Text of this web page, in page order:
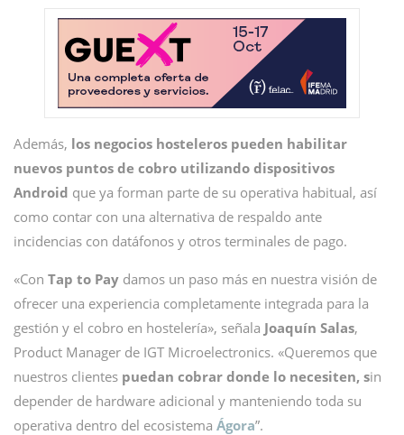
Además, los negocios hosteleros pueden habilitar
nuevos puntos de cobro utilizando dispositivos
Android que ya forman parte de su operativa habitual, así
como contar con una alternativa de respaldo ante
incidencias con datáfonos y otros terminales de pago.
«Con Tap to Pay damos un paso más en nuestra visión de
ofrecer una experiencia completamente integrada para la
gestión y el cobro en hostelería», señala Joaquín Salas,
Product Manager de IGT Microelectronics. «Queremos que
nuestros clientes puedan cobrar donde lo necesiten, sin
depender de hardware adicional y manteniendo toda su
operativa dentro del ecosistema Ágora”.